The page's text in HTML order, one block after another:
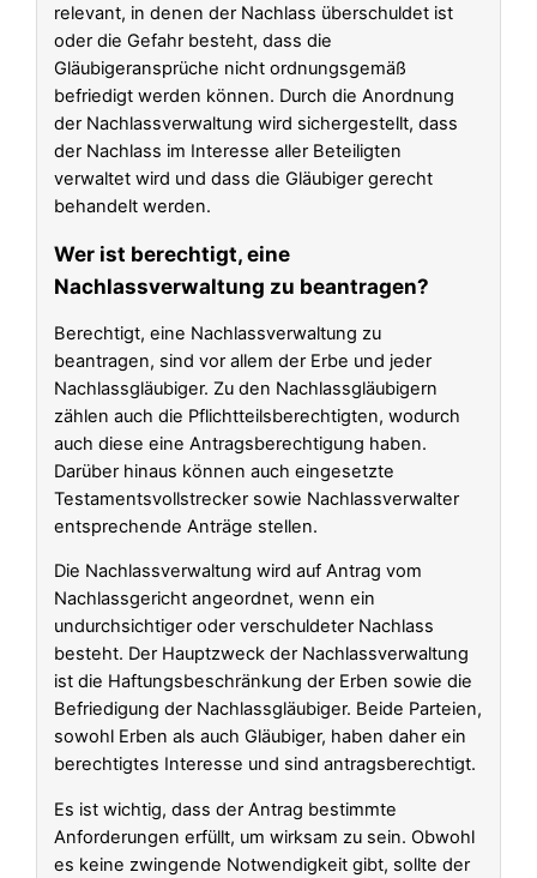
relevant, in denen der Nachlass überschuldet ist
oder die Gefahr besteht, dass die
Gläubigeransprüche nicht ordnungsgemäß
befriedigt werden können. Durch die Anordnung
der Nachlassverwaltung wird sichergestellt, dass
der Nachlass im Interesse aller Beteiligten
verwaltet wird und dass die Gläubiger gerecht
behandelt werden.
Wer ist berechtigt, eine
Nachlassverwaltung zu beantragen?
Berechtigt, eine Nachlassverwaltung zu
beantragen, sind vor allem der Erbe und jeder
Nachlassgläubiger. Zu den Nachlassgläubigern
zählen auch die Pflichtteilsberechtigten, wodurch
auch diese eine Antragsberechtigung haben.
Darüber hinaus können auch eingesetzte
Testamentsvollstrecker sowie Nachlassverwalter
entsprechende Anträge stellen.
Die Nachlassverwaltung wird auf Antrag vom
Nachlassgericht angeordnet, wenn ein
undurchsichtiger oder verschuldeter Nachlass
besteht. Der Hauptzweck der Nachlassverwaltung
ist die Haftungsbeschränkung der Erben sowie die
Befriedigung der Nachlassgläubiger. Beide Parteien,
sowohl Erben als auch Gläubiger, haben daher ein
berechtigtes Interesse und sind antragsberechtigt.
Es ist wichtig, dass der Antrag bestimmte
Anforderungen erfüllt, um wirksam zu sein. Obwohl
es keine zwingende Notwendigkeit gibt, sollte der